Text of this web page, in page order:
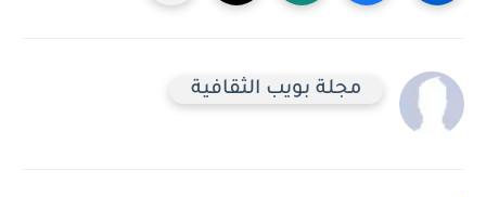
مجلة بويب الثقافية